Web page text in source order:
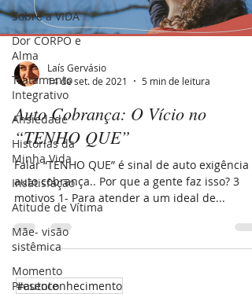
Sobre a VIDA
Dor CORPO e
Alma
Tratamento
Integrativo
Ansiedade
Histórias da
Minha Vida
Insatisfação
Atitude de Vítima
Mãe- visão
sistêmica
Momento
Presente
Laís Gervásio
14 de set. de 2021
5 min de leitura
Auto Cobrança: O Vício no
“TENHO QUE”
Falar “TENHO QUE” é sinal de auto exigência e
auto cobrança.. Por que a gente faz isso? 3
motivos 1- Para atender a um ideal de...
#autoconhecimento